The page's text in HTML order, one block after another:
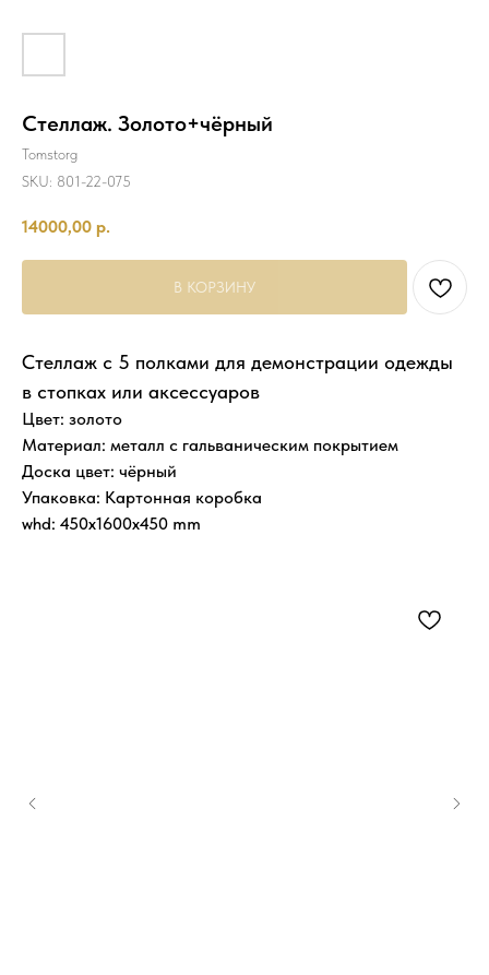
Стеллаж. Золото+чёрный
Tomstorg
SKU: 801-22-075
14000,00 р.
В КОРЗИНУ
Стеллаж с 5 полками для демонстрации одежды
в стопках или аксессуаров
Цвет: золото
Материал: металл с гальваническим покрытием
Доска цвет: чёрный
Упаковка: Картонная коробка
whd: 450x1600x450 mm